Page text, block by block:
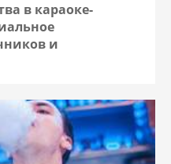
в караоке-
и